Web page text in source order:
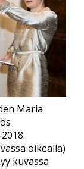
Maria
oikealla)
kuvassa